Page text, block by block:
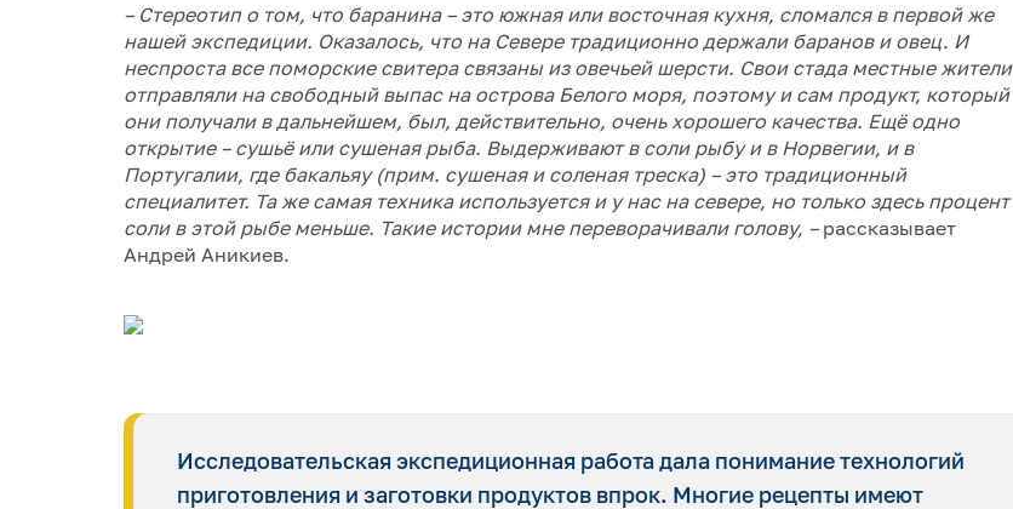
– Стереотип о том, что баранина – это южная или восточная кухня, сломался в первой же
нашей экспедиции. Оказалось, что на Севере традиционно держали баранов и овец. И
неспроста все поморские свитера связаны из овечьей шерсти. Свои стада местные жители
отправляли на свободный выпас на острова Белого моря, поэтому и сам продукт, который
они получали в дальнейшем, был, действительно, очень хорошего качества. Ещё одно
открытие – сушьё или сушеная рыба. Выдерживают в соли рыбу и в Норвегии, и в
Португалии, где бакальяу (прим. сушеная и соленая треска) – это традиционный
специалитет. Та же самая техника используется и у нас на севере, но только здесь процент
соли в этой рыбе меньше. Такие истории мне переворачивали голову, –рассказывает
Андрей Аникиев.
Исследовательская экспедиционная работа дала понимание технологий
приготовления и заготовки продуктов впрок. Многие рецепты имеют